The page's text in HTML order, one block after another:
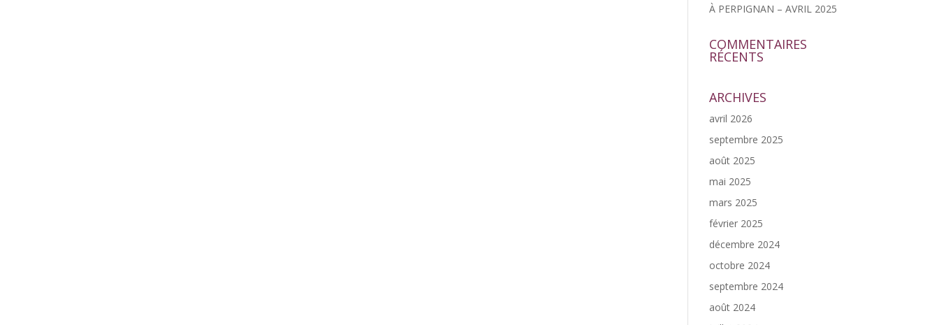
À PERPIGNAN – AVRIL 2025
COMMENTAIRES
RÉCENTS
ARCHIVES
avril 2026
septembre 2025
août 2025
mai 2025
mars 2025
février 2025
décembre 2024
octobre 2024
septembre 2024
août 2024